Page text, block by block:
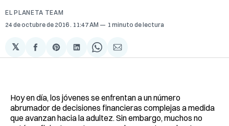
EL PLANETA TEAM
24 de octubre de 2016 . 11:47 AM 1 minuto de lectura
𝕏
Compartir
en
Share
on
Compartir
en
Share
on
Compartir
via
Hoy en día, los jóvenes se enfrentan a un número
abrumador de decisiones financieras complejas a medida
que avanzan hacia la adultez. Sin embargo, muchos no